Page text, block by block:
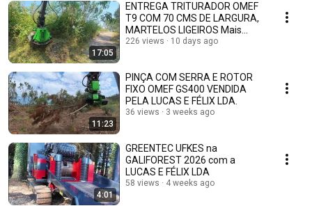
17:05
ENTREGA TRITURADOR OMEF
T9 COM 70 CMS DE LARGURA,
MARTELOS LIGEIROS Mais
informações 963 958 610
226 views 10 days ago
11:23
PINÇA COM SERRA E ROTOR
FIXO OMEF GS400 VENDIDA
PELA LUCAS E FÉLIX LDA.
36 views 3 weeks ago
4:01
GREENTEC UFKES na
GALIFOREST 2026 com a
LUCAS E FÉLIX LDA
58 views 4 weeks ago